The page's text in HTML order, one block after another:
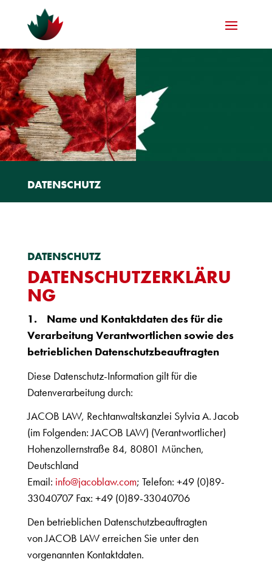
DATENSCHUTZ
DATENSCHUTZ
DATENSCHUTZERKLÄRU
NG
1.
Name und Kontaktdaten des für die
Verarbeitung Verantwortlichen sowie des
betrieblichen Datenschutzbeauftragten
Diese Datenschutz-Information gilt für die
Datenverarbeitung durch:
JACOB LAW, Rechtanwaltskanzlei Sylvia A. Jacob
(im Folgenden: JACOB LAW) (Verantwortlicher)
Hohenzollernstraße 84, 80801 München,
Deutschland
Email: info@jacoblaw.com; Telefon: +49 (0)89-
33040707 Fax: +49 (0)89-33040706
Den betrieblichen Datenschutzbeauftragten
vonJACOB LAWerreichen Sie unter den
vorgenannten Kontaktdaten.